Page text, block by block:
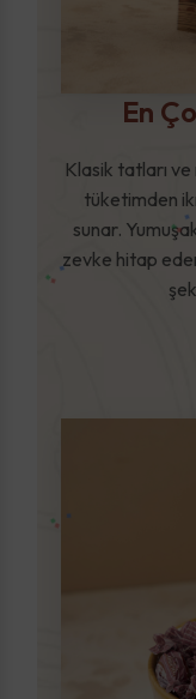
En
Klasik tatları
tüketimden
sunar.
zevke hitap